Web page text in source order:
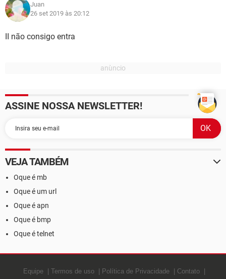
Juan
26 set 2019 às 20:12
II não consigo entra
ASSINE NOSSA NEWSLETTER!
VEJA TAMBÉM
Oque é mb
Oque é um url
Oque é apn
Oque é bmp
Oque é telnet
Equipe Termos de uso Política de Privacidade Contato